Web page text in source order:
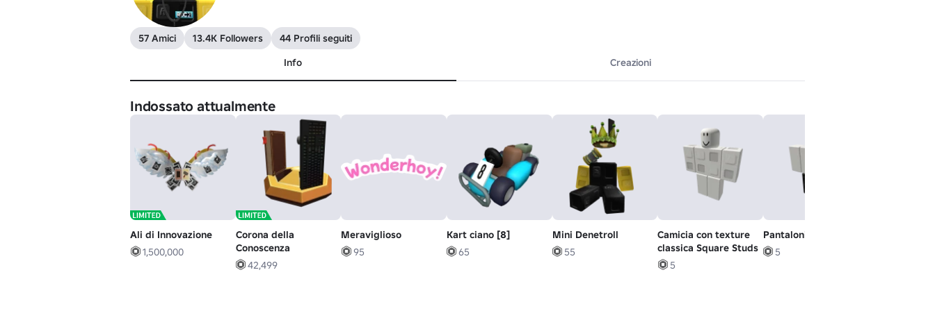
57 Amici 13.4K Followers
44 Profili seguiti
Info
Creazioni
Indossato attualmente
Ali di Innovazione
1,500,000
Corona della
Conoscenza
42,499
Meraviglioso
95
Kart ciano [8]
65
Mini Denetroll
55
Camicia con texture
classica Square Studs
5
Pantaloni militari neri
5